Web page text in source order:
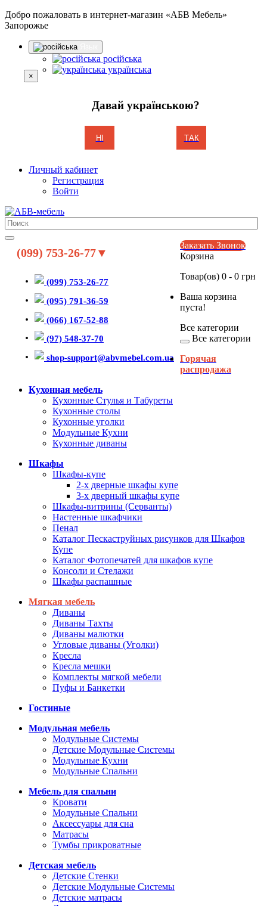
Добро пожаловать в интернет-магазин «АБВ Мебель»
Запорожье
російська
українська
×
Давай українською?
НІ ТАК
Личный кабинет
Регистрация
Войти
(099) 753-26-77▼
(099) 753-26-77
(095) 791-36-59
(066) 167-52-88
(97) 548-37-70
shop-support@abvmebel.com.ua
Заказать Звонок
Корзина
Товар(ов) 0 - 0 грн
Ваша корзина
пуста!
Все категории
Все категории
Горячая
распродажа
Кухонная мебель
Кухонные Стулья и Табуреты
Кухонные столы
Кухонные уголки
Модульные Кухни
Кухонные диваны
Шкафы
Шкафы-купе
2-х дверные шкафы купе
3-х дверный шкафы купе
Шкафы-витрины (Серванты)
Настенные шкафчики
Пенал
Каталог Пескаструйных рисунков для Шкафов
Купе
Каталог Фотопечатей для шкафов купе
Консоли и Стелажи
Шкафы распашные
Мягкая мебель
Диваны
Диваны Тахты
Диваны малютки
Угловые диваны (Уголки)
Кресла
Кресла мешки
Комплекты мягкой мебели
Пуфы и Банкетки
Гостиные
Модульная мебель
Модульные Системы
Детские Модульные Системы
Модульные Кухни
Модульные Спальни
Мебель для спальни
Кровати
Модульные Спальни
Аксессуары для сна
Матрасы
Тумбы прикроватные
Детская мебель
Детские Стенки
Детские Модульные Системы
Детские матрасы